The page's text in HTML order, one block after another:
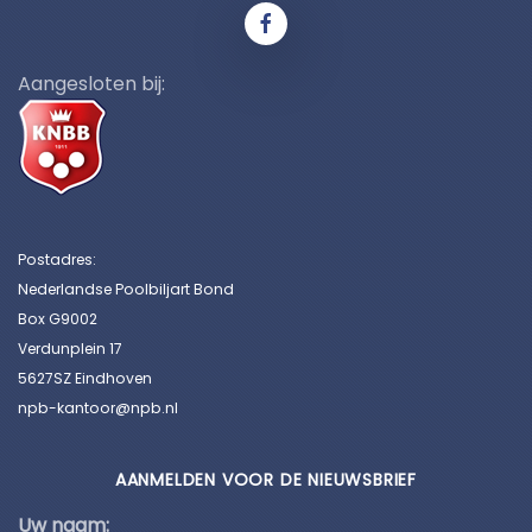
Aangesloten bij:
Postadres:
Nederlandse Poolbiljart Bond
Box G9002
Verdunplein 17
5627SZ Eindhoven
npb-kantoor@npb.nl
AANMELDEN VOOR DE NIEUWSBRIEF
Uw naam: